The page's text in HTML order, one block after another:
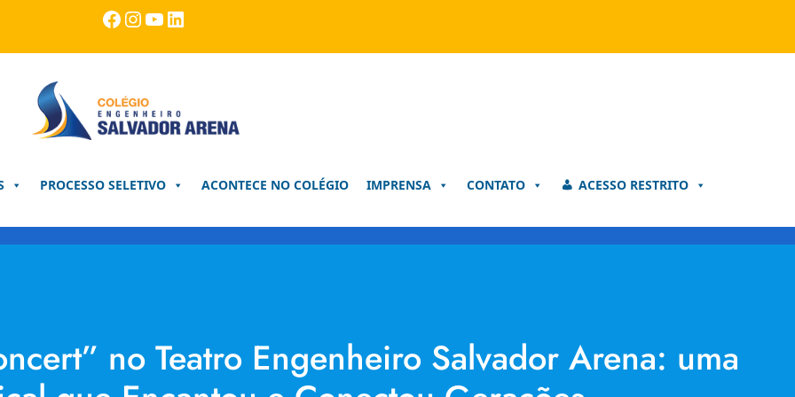
Facebook
Instagram
Youtube
LinkedIn
PROCESSO SELETIVO ACONTECE NO COLÉGIO IMPRENSA CONTATO ACESSO RESTRITO
no Teatro Engenheiro Salvador Arena: uma